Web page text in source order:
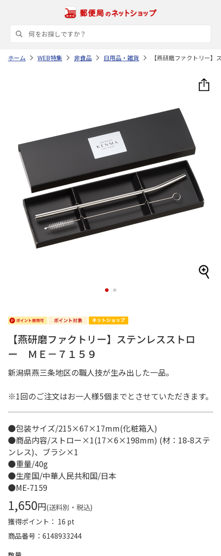
ホーム WEB特集 非食品 日用品・雑貨 【燕研磨ファクトリー
1 2
【燕研磨ファクトリー】ステンレスストロ
ー ＭＥ－７１５９
新潟県燕三条地区の職人技が生み出した一品。
※1回のご注文はお一人様5個までとさせていただきます。
●包装サイズ/215×67×17mm(化粧箱入)
●商品内容/ストロー×1(17×6×198mm) (材：18-8ステ
ンレス)、ブラシ×1
●重量/40g
●生産国/中華人民共和国/日本
●ME-7159
1,650円(送料別・税込)
獲得ポイント： 16 pt
商品番号
6148933244